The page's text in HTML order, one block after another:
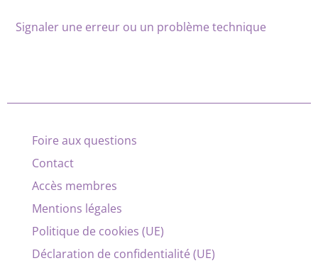
Signaler une erreur ou un problème technique
Foire aux questions
Contact
Accès membres
Mentions légales
Politique de cookies (UE)
Déclaration de confidentialité (UE)